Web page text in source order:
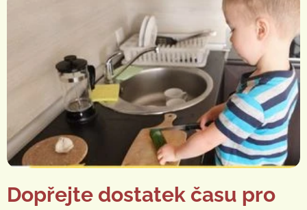
Dopřejte dostatek času pro